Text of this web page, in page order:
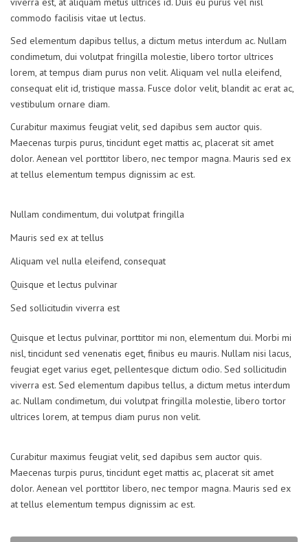
commodo facilisis vitae ut lectus.
Sed elementum dapibus tellus, a dictum metus interdum ac. Nullam
condimetum, dui volutpat fringilla molestie, libero tortor ultrices
lorem, at tempus diam purus non velit. Aliquam vel nulla eleifend,
consequat elit id, tristique massa. Fusce dolor velit, blandit ac erat ac,
vestibulum ornare diam.
Curabitur maximus feugiat velit, sed dapibus sem auctor quis.
Maecenas turpis purus, tincidunt eget mattis ac, placerat sit amet
dolor. Aenean vel porttitor libero, nec tempor magna. Mauris sed ex
at tellus elementum tempus dignissim ac est.
Nullam condimentum, dui volutpat fringilla
Mauris sed ex at tellus
Aliquam vel nulla eleifend, consequat
Quisque et lectus pulvinar
Sed sollicitudin viverra est
Quisque et lectus pulvinar, porttitor mi non, elementum dui. Morbi mi
nisl, tincidunt sed venenatis eget, finibus eu mauris. Nullam nisi lacus,
feugiat eget varius eget, pellentesque dictum odio. Sed sollicitudin
viverra est. Sed elementum dapibus tellus, a dictum metus interdum
ac. Nullam condimetum, dui volutpat fringilla molestie, libero tortor
ultrices lorem, at tempus diam purus non velit.
Curabitur maximus feugiat velit, sed dapibus sem auctor quis.
Maecenas turpis purus, tincidunt eget mattis ac, placerat sit amet
dolor. Aenean vel porttitor libero, nec tempor magna. Mauris sed ex
at tellus elementum tempus dignissim ac est.